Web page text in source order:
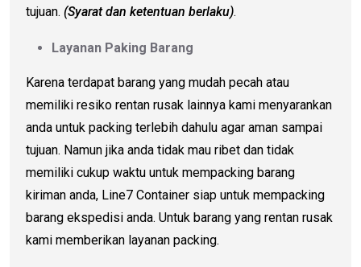
tujuan. (Syarat dan ketentuan berlaku).
Layanan Paking Barang
Karena terdapat barang yang mudah pecah atau
memiliki resiko rentan rusak lainnya kami menyarankan
anda untuk packing terlebih dahulu agar aman sampai
tujuan. Namun jika anda tidak mau ribet dan tidak
memiliki cukup waktu untuk mempacking barang
kiriman anda, Line7 Container siap untuk mempacking
barang ekspedisi anda. Untuk barang yang rentan rusak
kami memberikan layanan packing.